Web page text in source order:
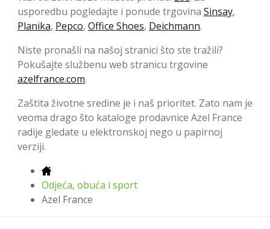
usporedbu pogledajte i ponude trgovina Sinsay,
Planika, Pepco, Office Shoes, Deichmann.
Niste pronašli na našoj stranici što ste tražili?
Pokušajte službenu web stranicu trgovine
azelfrance.com.
Zaštita životne sredine je i naš prioritet. Zato nam je
veoma drago što kataloge prodavnice Azel France
radije gledate u elektronskoj nego u papirnoj
verziji.
Odjeća, obuća i sport
Azel France